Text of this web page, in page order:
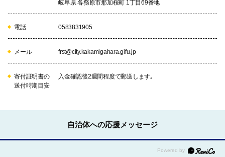
岐阜県 各務原市那加桜町 1丁目69番地
電話 0583831905
メール frst@city.kakamigahara.gifu.jp
寄付証明書の
送付時期目安
入金確認後2週間程度で郵送します｡
自治体への応援メッセージ